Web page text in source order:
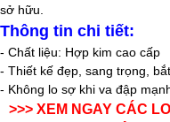
sở hữu.
Thông tin chi tiết:
- Chất liệu: Hợp kim cao cấp
- Thiết kế đẹp, sang trọng,
- Không lo sợ khi va đập
>>> XEM NGAY CÁC